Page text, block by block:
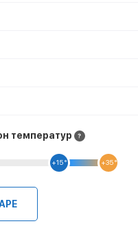
температур
+15 ° +35 °